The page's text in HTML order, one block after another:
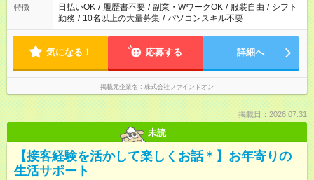
特徴 日払いOK / 履歴書不要 / 副業・WワークOK / 服装自由 / シフト
勤務 / 10名以上の大量募集 / パソコンスキル不要
気になる！ 応募する 詳細へ
掲載元企業名 株式会社ファインドオン
掲載日：2026.07.31
未読
【接客経験を活かして楽しくお話＊】お年寄りの
生活サポート